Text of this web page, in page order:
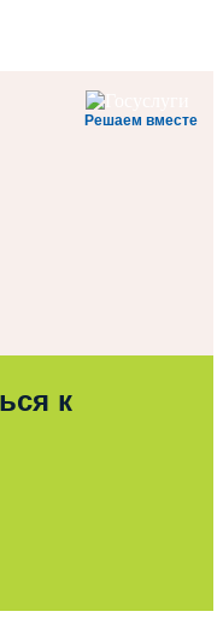
Решаем вместе
к